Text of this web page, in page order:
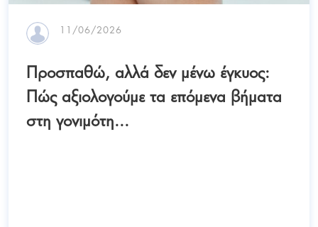
11/06/2026
Προσπαθώ, αλλά δεν μένω έγκυος:
Πώς αξιολογούμε τα επόμενα βήματα
στη γονιμότη...